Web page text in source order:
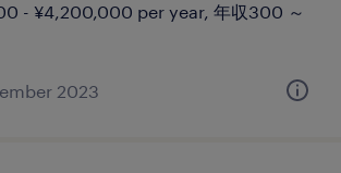
- ¥4,200,000 per year, 年収300 ～
2023